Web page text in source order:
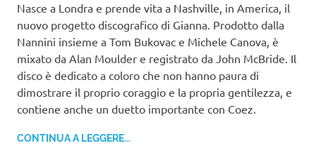
Nasce a Londra e prende vita a Nashville, in America, il
nuovo progetto discografico di Gianna. Prodotto dalla
Nannini insieme a Tom Bukovac e Michele Canova, è
mixato da Alan Moulder e registrato da John McBride. Il
disco è dedicato a coloro che non hanno paura di
dimostrare il proprio coraggio e la propria gentilezza, e
contiene anche un duetto importante con Coez.
CONTINUA A LEGGERE...